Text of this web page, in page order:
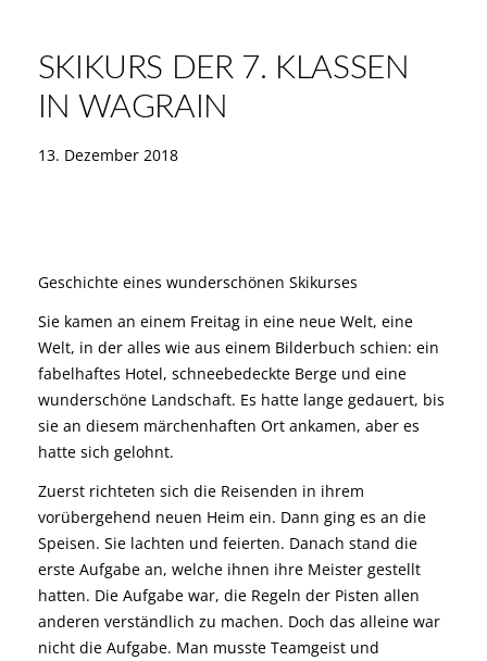
SKIKURS DER 7. KLASSEN
IN WAGRAIN
13. Dezember 2018
Geschichte eines wunderschönen Skikurses
Sie kamen an einem Freitag in eine neue Welt, eine
Welt, in der alles wie aus einem Bilderbuch schien: ein
fabelhaftes Hotel, schneebedeckte Berge und eine
wunderschöne Landschaft. Es hatte lange gedauert, bis
sie an diesem märchenhaften Ort ankamen, aber es
hatte sich gelohnt.
Zuerst richteten sich die Reisenden in ihrem
vorübergehend neuen Heim ein. Dann ging es an die
Speisen. Sie lachten und feierten. Danach stand die
erste Aufgabe an, welche ihnen ihre Meister gestellt
hatten. Die Aufgabe war, die Regeln der Pisten allen
anderen verständlich zu machen. Doch das alleine war
nicht die Aufgabe. Man musste Teamgeist und